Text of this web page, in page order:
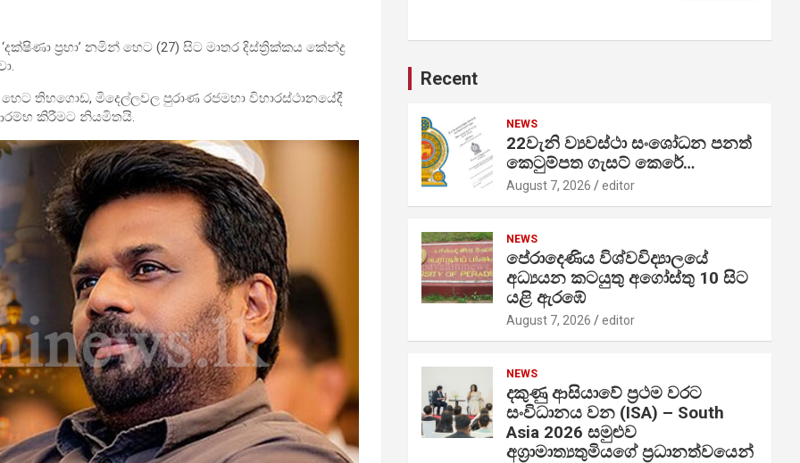
ප්‍රභා’ නමින් හෙට (27) සිට මාතර දිස්ත්‍රි­ක්කය කේන්ද්‍ර
තිහ­ගොඩ, මිදෙ­ල්ල­වල පුරාණ රජ­මහා විහා­ර­ස්ථා­න­යේදී
කිරී­මට නිය­මි­තයි.
Recent
NEWS
22වැනි ව්‍යවස්ථා සංශෝධන පනත්
කෙටුම්පත ගැසට් කෙරේ…
August 7, 2026 editor
NEWS
පේරාදෙණිය විශ්වවිද්‍යාලයේ
අධ්‍යයන කටයුතු අගෝස්තු 10 සිට
යළි ඇරඹේ
August 7, 2026 editor
NEWS
දකුණු ආසියාවේ ප්‍රථම වරට
සංවිධානය වන (ISA) – South
Asia 2026 සමුළුව
අග්‍රාමාත්‍යතුමියගේ ප්‍රධානත්වයෙන්